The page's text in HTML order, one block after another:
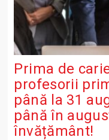
Prima de
profesorii
până la 31
până în
învățământ!